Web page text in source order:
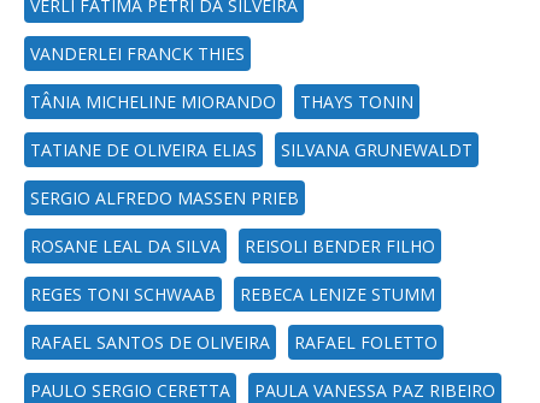
VERLI FATIMA PETRI DA SILVEIRA
VANDERLEI FRANCK THIES
TÂNIA MICHELINE MIORANDO THAYS TONIN
TATIANE DE OLIVEIRA ELIAS SILVANA GRUNEWALDT
SERGIO ALFREDO MASSEN PRIEB
ROSANE LEAL DA SILVA REISOLI BENDER FILHO
REGES TONI SCHWAAB REBECA LENIZE STUMM
RAFAEL SANTOS DE OLIVEIRA RAFAEL FOLETTO
PAULO SERGIO CERETTA PAULA VANESSA PAZ RIBEIRO